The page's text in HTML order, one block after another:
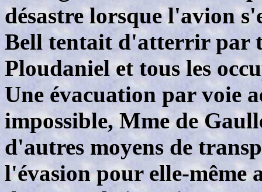
désastre lorsque l'avion
Bell tentait d'atterrir par
Ploudaniel et tous les
Une évacuation par voie
impossible, Mme de
d'autres moyens de
l'évasion pour elle-même